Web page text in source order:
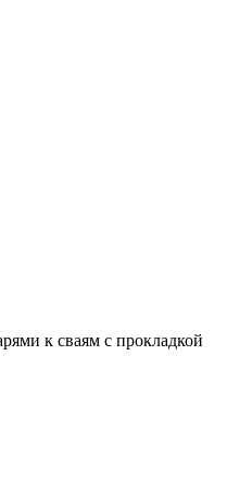
к сваям с прокладкой